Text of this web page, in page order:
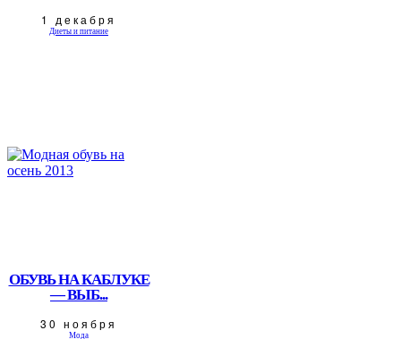
1 декабря
Диеты и питание
ОБУВЬ НА КАБЛУКЕ
— ВЫБ...
30 ноября
Мода